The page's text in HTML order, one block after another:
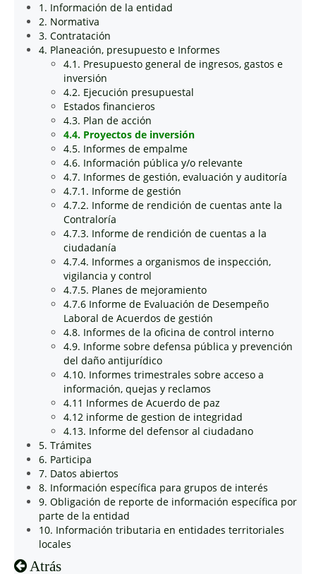
1. Información de la entidad
2. Normativa
3. Contratación
4. Planeación, presupuesto e Informes
4.1. Presupuesto general de ingresos, gastos e
inversión
4.2. Ejecución presupuestal
Estados financieros
4.3. Plan de acción
4.4. Proyectos de inversión
4.5. Informes de empalme
4.6. Información pública y/o relevante
4.7. Informes de gestión, evaluación y auditoría
4.7.1. Informe de gestión
4.7.2. Informe de rendición de cuentas ante la
Contraloría
4.7.3. Informe de rendición de cuentas a la
ciudadanía
4.7.4. Informes a organismos de inspección,
vigilancia y control
4.7.5. Planes de mejoramiento
4.7.6 Informe de Evaluación de Desempeño
Laboral de Acuerdos de gestión
4.8. Informes de la oficina de control interno
4.9. Informe sobre defensa pública y prevención
del daño antijurídico
4.10. Informes trimestrales sobre acceso a
información, quejas y reclamos
4.11 Informes de Acuerdo de paz
4.12 informe de gestion de integridad
4.13. Informe del defensor al ciudadano
5. Trámites
6. Participa
7. Datos abiertos
8. Información específica para grupos de interés
9. Obligación de reporte de información específica por
parte de la entidad
10. Información tributaria en entidades territoriales
locales
Atrás